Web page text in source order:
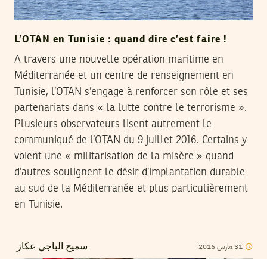
L’OTAN en Tunisie : quand dire c’est faire !
A travers une nouvelle opération maritime en
Méditerranée et un centre de renseignement en
Tunisie, l’OTAN s’engage à renforcer son rôle et ses
partenariats dans « la lutte contre le terrorisme ».
Plusieurs observateurs lisent autrement le
communiqué de l’OTAN du 9 juillet 2016. Certains y
voient une « militarisation de la misère » quand
d’autres soulignent le désir d’implantation durable
au sud de la Méditerranée et plus particulièrement
en Tunisie.
سميح الباجي عكاز 31 مارس2016